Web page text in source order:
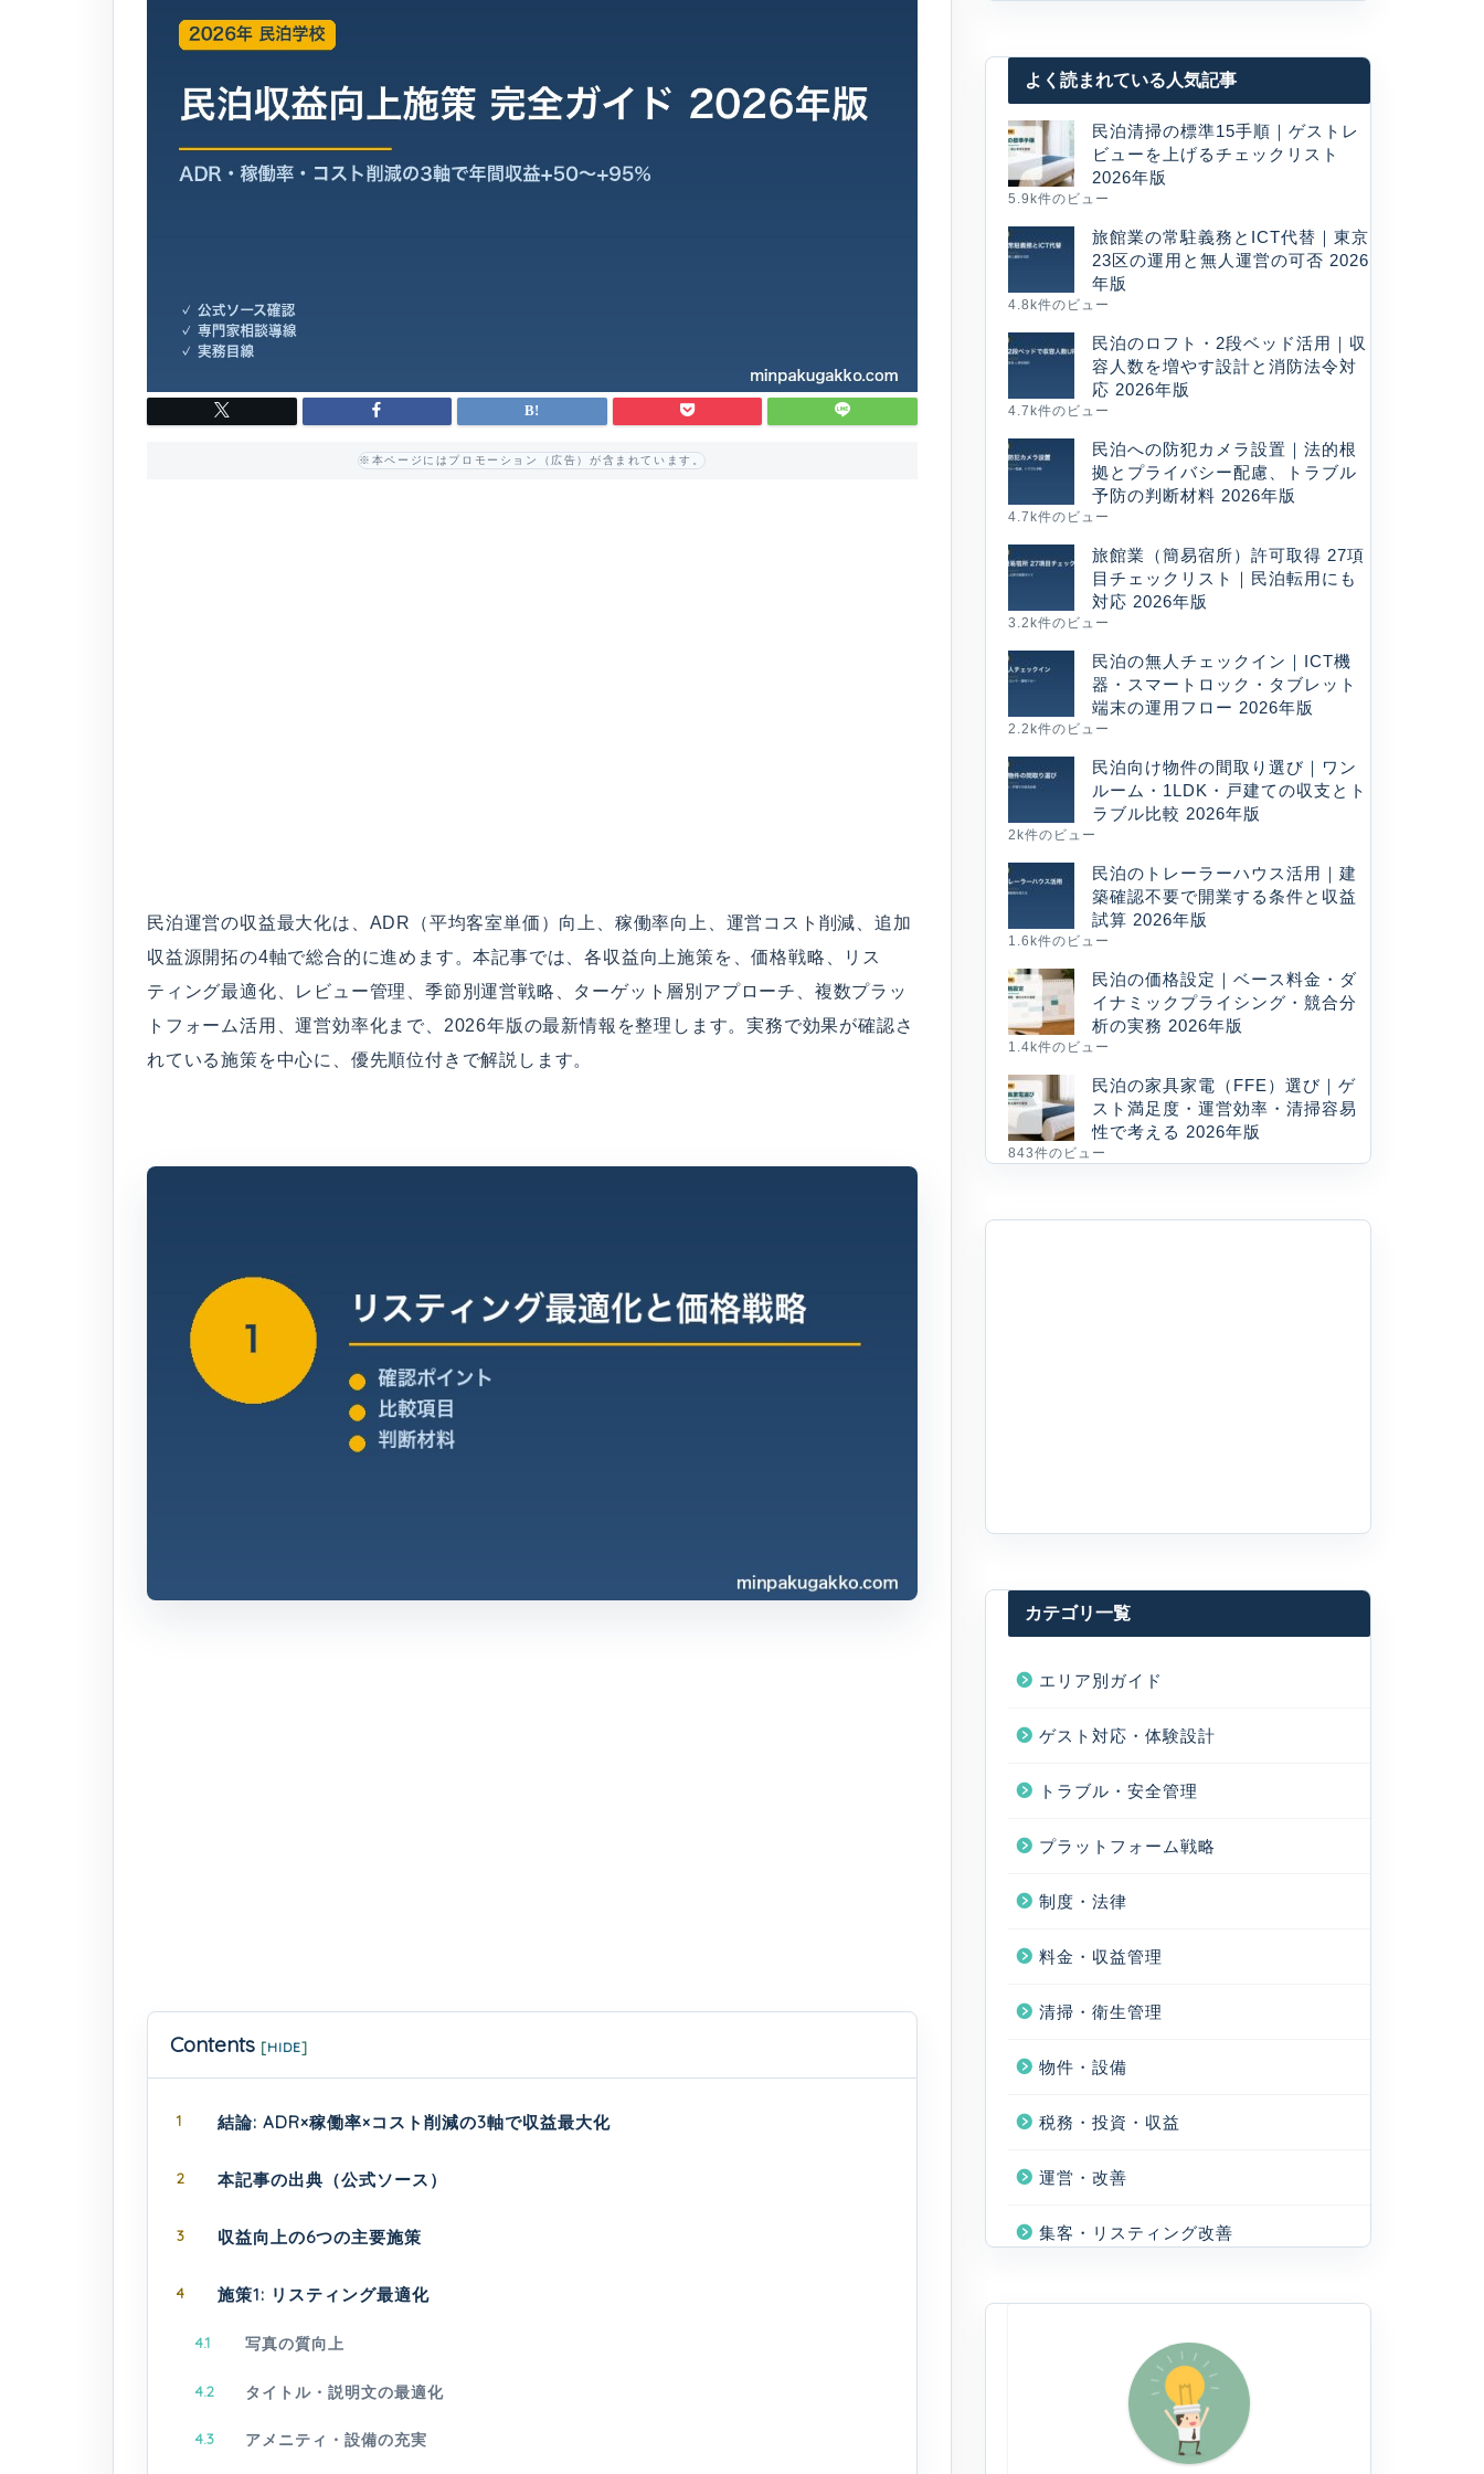
※本ページにはプロモーション（広告）が含まれています。
民泊運営の収益最大化は、ADR（平均客室単価）向上、稼働率向上、運営コスト削減、追加
収益源開拓の4軸で総合的に進めます。本記事では、各収益向上施策を、価格戦略、リス
ティング最適化、レビュー管理、季節別運営戦略、ターゲット層別アプローチ、複数プラッ
トフォーム活用、運営効率化まで、2026年版の最新情報を整理します。実務で効果が確認さ
れている施策を中心に、優先順位付きで解説します。
Contents [HIDE]
1 結論: ADR×稼働率×コスト削減の3軸で収益最大化
2 本記事の出典（公式ソース）
3 収益向上の6つの主要施策
4 施策1: リスティング最適化
4.1 写真の質向上
4.2 タイトル・説明文の最適化
4.3 アメニティ・設備の充実
よく読まれている人気記事
民泊清掃の標準15手順｜ゲストレ
ビューを上げるチェックリスト
2026年版
5.9k件のビュー
旅館業の常駐義務とICT代替｜東京
23区の運用と無人運営の可否 2026
年版
4.8k件のビュー
民泊のロフト・2段ベッド活用｜収
容人数を増やす設計と消防法令対
応 2026年版
4.7k件のビュー
民泊への防犯カメラ設置｜法的根
拠とプライバシー配慮、トラブル
予防の判断材料 2026年版
4.7k件のビュー
旅館業（簡易宿所）許可取得 27項
目チェックリスト｜民泊転用にも
対応 2026年版
3.2k件のビュー
民泊の無人チェックイン｜ICT機
器・スマートロック・タブレット
端末の運用フロー 2026年版
2.2k件のビュー
民泊向け物件の間取り選び｜ワン
ルーム・1LDK・戸建ての収支とト
ラブル比較 2026年版
2k件のビュー
民泊のトレーラーハウス活用｜建
築確認不要で開業する条件と収益
試算 2026年版
1.6k件のビュー
民泊の価格設定｜ベース料金・ダ
イナミックプライシング・競合分
析の実務 2026年版
1.4k件のビュー
民泊の家具家電（FFE）選び｜ゲ
スト満足度・運営効率・清掃容易
性で考える 2026年版
843件のビュー
カテゴリ一覧
エリア別ガイド
ゲスト対応・体験設計
トラブル・安全管理
プラットフォーム戦略
制度・法律
料金・収益管理
清掃・衛生管理
物件・設備
税務・投資・収益
運営・改善
集客・リスティング改善